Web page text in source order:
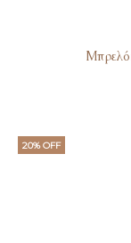
20% OFF